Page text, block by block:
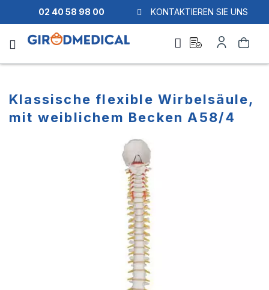
02 40 58 98 00 KONTAKTIEREN SIE UNS
Suche
quote
Konto
Klassische flexible Wirbelsäule,
mit weiblichem Becken A58/4